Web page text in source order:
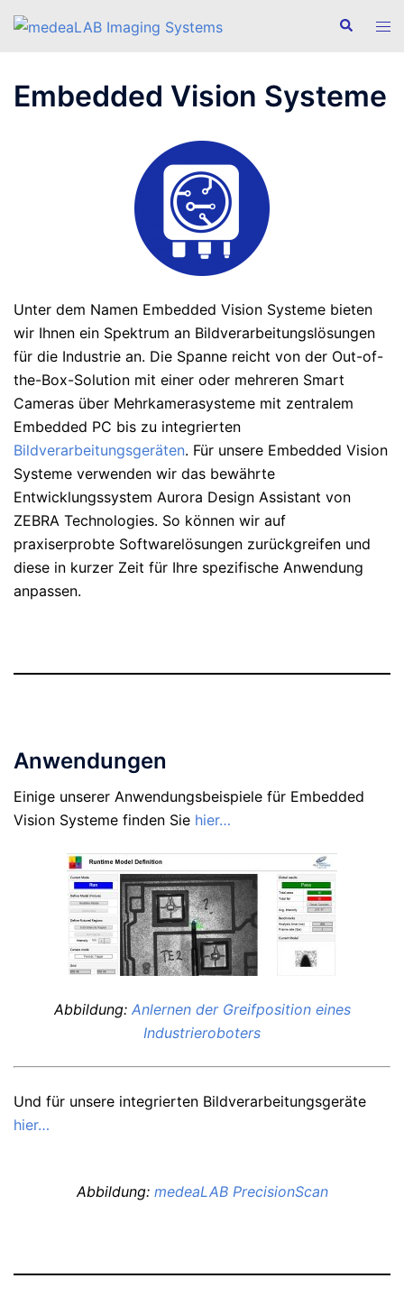
Zum
Inhalt
Suche
Embedded Vision Systeme
Unter dem Namen Embedded Vision Systeme bieten
wir Ihnen ein Spektrum an Bildverarbeitungslösungen
für die Industrie an. Die Spanne reicht von der Out-of-
the-Box-Solution mit einer oder mehreren Smart
Cameras über Mehrkamerasysteme mit zentralem
Embedded PC bis zu integrierten
Bildverarbeitungsgeräten. Für unsere Embedded Vision
Systeme verwenden wir das bewährte
Entwicklungssystem Aurora Design Assistant von
ZEBRA Technologies. So können wir auf
praxiserprobte Softwarelösungen zurückgreifen und
diese in kurzer Zeit für Ihre spezifische Anwendung
anpassen.
Anwendungen
Einige unserer Anwendungsbeispiele für Embedded
Vision Systeme finden Sie hier…
Abbildung: Anlernen der Greifposition eines
Industrieroboters
Und für unsere integrierten Bildverarbeitungsgeräte
hier…
Abbildung: medeaLAB PrecisionScan